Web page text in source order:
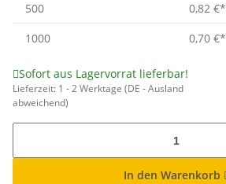
500
0,82 €*
1000
0,70 €*
Sofort aus Lagervorrat lieferbar!
Lieferzeit: 1 - 2 Werktage (DE - Ausland
abweichend)
In den Warenkorb